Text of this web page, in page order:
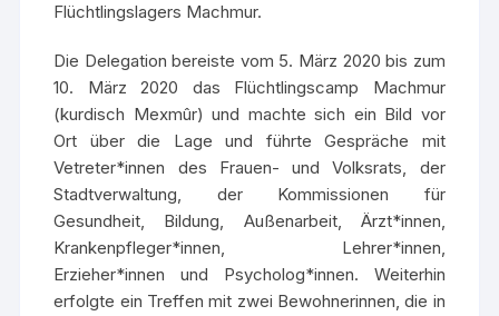
Flüchtlingslagers Machmur.
Die Delegation bereiste vom 5. März 2020 bis zum
10. März 2020 das Flüchtlingscamp Machmur
(kurdisch Mexmûr) und machte sich ein Bild vor
Ort über die Lage und führte Gespräche mit
Vetreter*innen des Frauen- und Volksrats, der
Stadtverwaltung, der Kommissionen für
Gesundheit, Bildung, Außenarbeit, Ärzt*innen,
Krankenpfleger*innen, Lehrer*innen,
Erzieher*innen und Psycholog*innen. Weiterhin
erfolgte ein Treffen mit zwei Bewohnerinnen, die in